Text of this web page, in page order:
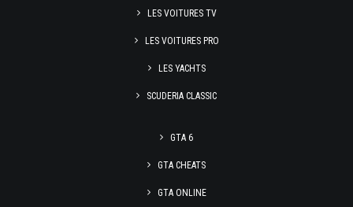
LES VOITURES TV
LES VOITURES PRO
LES YACHTS
SCUDERIA CLASSIC
GTA 6
GTA CHEATS
GTA ONLINE